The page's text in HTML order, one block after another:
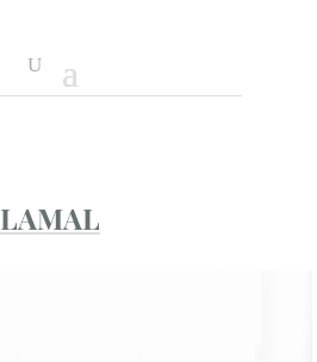
LAMAL